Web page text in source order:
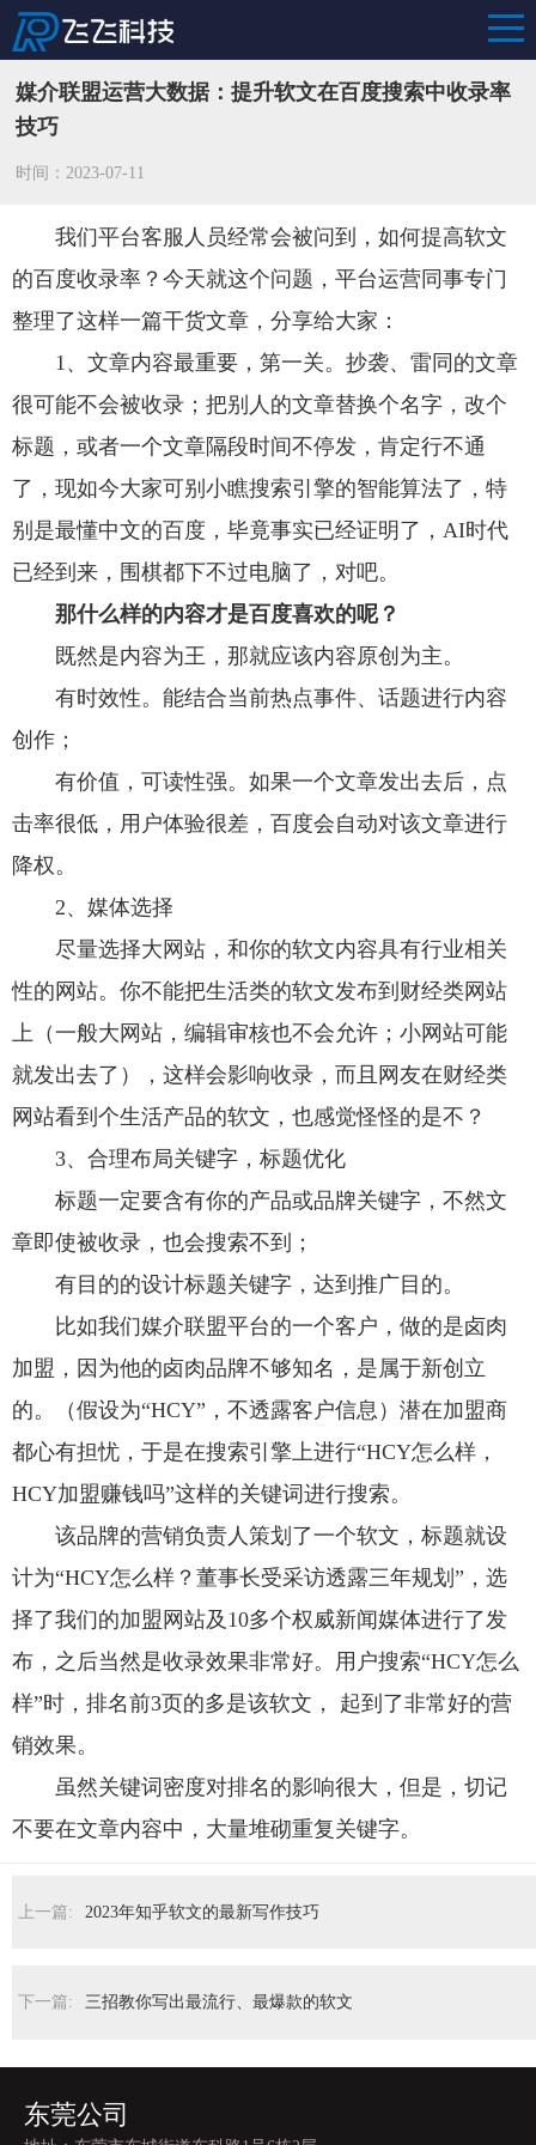
媒介联盟运营大数据：提升软文在百度搜索中收录率
技巧
时间：2023-07-11
我们平台客服人员经常会被问到，如何提高软文
的百度收录率？今天就这个问题，平台运营同事专门
整理了这样一篇干货文章，分享给大家：
1、文章内容最重要，第一关。抄袭、雷同的文章
很可能不会被收录；把别人的文章替换个名字，改个
标题，或者一个文章隔段时间不停发，肯定行不通
了，现如今大家可别小瞧搜索引擎的智能算法了，特
别是最懂中文的百度，毕竟事实已经证明了，AI时代
已经到来，围棋都下不过电脑了，对吧。
那什么样的内容才是百度喜欢的呢？
既然是内容为王，那就应该内容原创为主。
有时效性。能结合当前热点事件、话题进行内容
创作；
有价值，可读性强。如果一个文章发出去后，点
击率很低，用户体验很差，百度会自动对该文章进行
降权。
2、媒体选择
尽量选择大网站，和你的软文内容具有行业相关
性的网站。你不能把生活类的软文发布到财经类网站
上（一般大网站，编辑审核也不会允许；小网站可能
就发出去了），这样会影响收录，而且网友在财经类
网站看到个生活产品的软文，也感觉怪怪的是不？
3、合理布局关键字，标题优化
标题一定要含有你的产品或品牌关键字，不然文
章即使被收录，也会搜索不到；
有目的的设计标题关键字，达到推广目的。
比如我们媒介联盟平台的一个客户，做的是卤肉
加盟，因为他的卤肉品牌不够知名，是属于新创立
的。（假设为“HCY”，不透露客户信息）潜在加盟商
都心有担忧，于是在搜索引擎上进行“HCY怎么样，
HCY加盟赚钱吗”这样的关键词进行搜索。
该品牌的营销负责人策划了一个软文，标题就设
计为“HCY怎么样？董事长受采访透露三年规划”，选
择了我们的加盟网站及10多个权威新闻媒体进行了发
布，之后当然是收录效果非常好。用户搜索“HCY怎么
样”时，排名前3页的多是该软文， 起到了非常好的营
销效果。
虽然关键词密度对排名的影响很大，但是，切记
不要在文章内容中，大量堆砌重复关键字。
上一篇: 2023年知乎软文的最新写作技巧
下一篇: 三招教你写出最流行、最爆款的软文
东莞公司